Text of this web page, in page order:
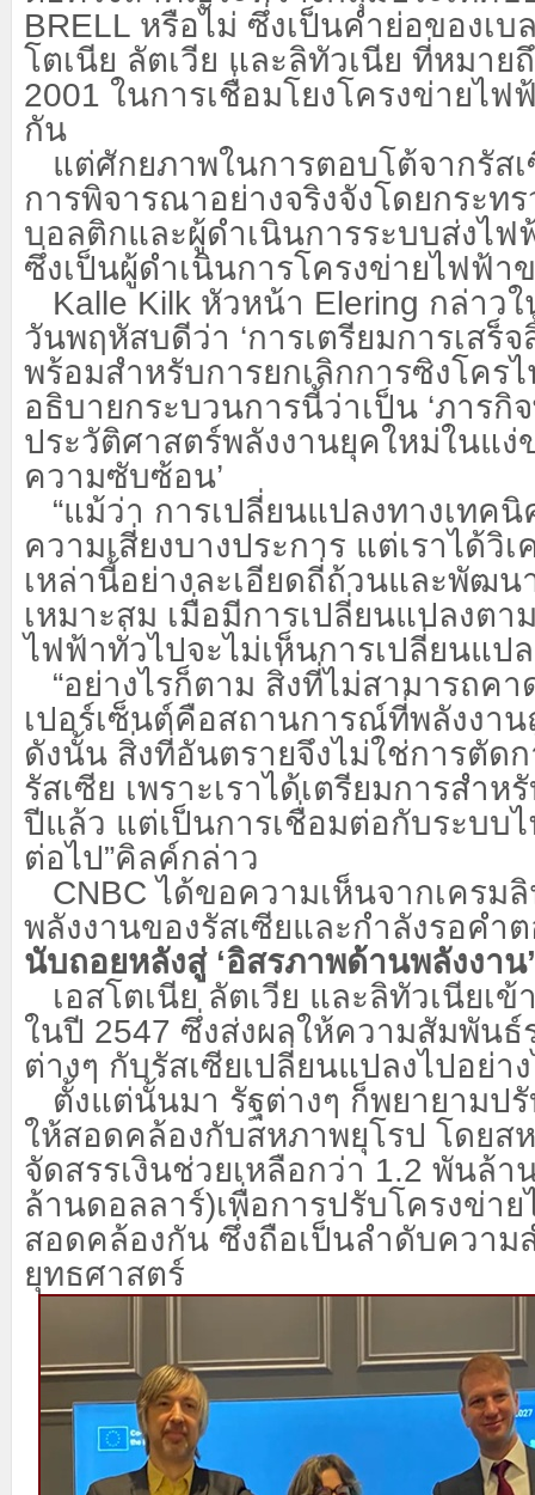
BRELL หรือไม่ ซึ่งเป็นคำย่อของเบ
โตเนีย ลัตเวีย และลิทัวเนีย ที่หมาย
2001 ในการเชื่อมโยงโครงข่ายไฟ
กัน
แต่ศักยภาพในการตอบโต้จากรัส
การพิจารณาอย่างจริงจังโดยกระท
บอลติกและผู้ดำเนินการระบบส่งไ
ซึ่งเป็นผู้ดำเนินการโครงข่ายไฟฟ้า
Kalle Kilk หัวหน้า Elering กล่าว
วันพฤหัสบดีว่า ‘การเตรียมการเสร็
พร้อมสำหรับการยกเลิกการซิงโคร
อธิบายกระบวนการนี้ว่าเป็น ‘ภารกิ
ประวัติศาสตร์พลังงานยุคใหม่ในแ
ความซับซ้อน’
“แม้ว่า การเปลี่ยนแปลงทางเทค
ความเสี่ยงบางประการ แต่เราได้วิ
เหล่านี้อย่างละเอียดถี่ถ้วนและพัฒ
เหมาะสม เมื่อมีการเปลี่ยนแปลงต
ไฟฟ้าทั่วไปจะไม่เห็นการเปลี่ยนแปล
“อย่างไรก็ตาม สิ่งที่ไม่สามารถคา
เปอร์เซ็นต์คือสถานการณ์ที่พลังงาน
ดังนั้น สิ่งที่อันตรายจึงไม่ใช่การตัด
รัสเซีย เพราะเราได้เตรียมการสำห
ปีแล้ว แต่เป็นการเชื่อมต่อกับระบบ
ต่อไป”คิลค์กล่าว
CNBC ได้ขอความเห็นจากเครม
พลังงานของรัสเซียและกำลังรอคำ
นับถอยหลังสู่ ‘อิสรภาพด้านพลังงาน’
เอสโตเนีย ลัตเวีย และลิทัวเนียเ
ในปี 2547 ซึ่งส่งผลให้ความสัมพันธ์
ต่างๆ กับรัสเซียเปลี่ยนแปลงไปอย่า
ตั้งแต่นั้นมา รัฐต่างๆ ก็พยายามป
ให้สอดคล้องกับสหภาพยุโรป โดยส
จัดสรรเงินช่วยเหลือกว่า 1.2 พันล้า
ล้านดอลลาร์)เพื่อการปรับโครงข่า
สอดคล้องกัน ซึ่งถือเป็นลำดับความ
ยุทธศาสตร์